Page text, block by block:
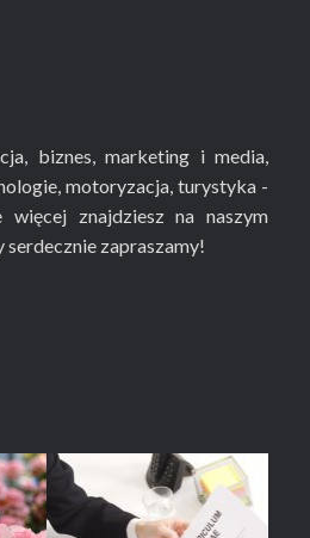
biznes, marketing i media,
motoryzacja, turystyka -
znajdziesz na naszym
zapraszamy!